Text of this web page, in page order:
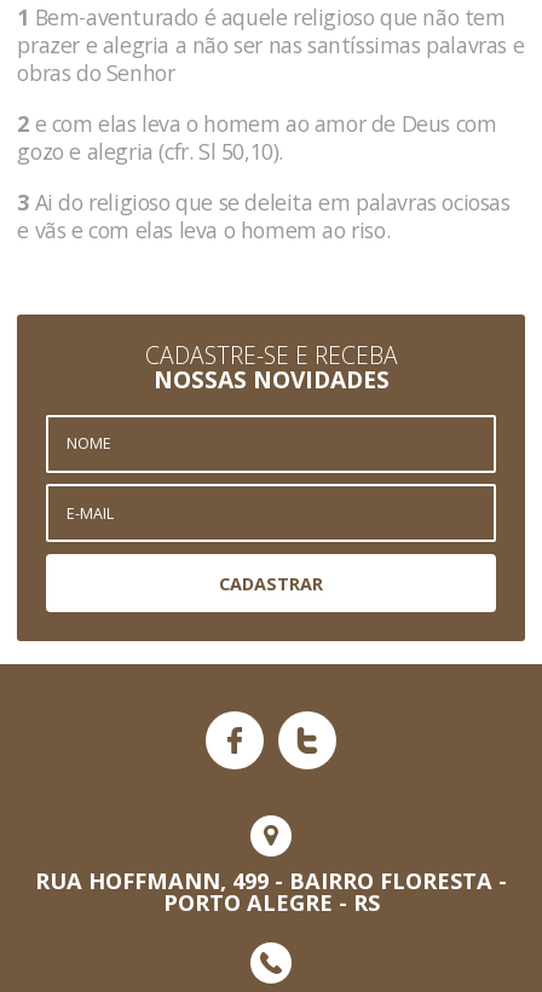
1 Bem-aventurado é aquele religioso que não tem
prazer e alegria a não ser nas santíssimas palavras e
obras do Senhor
2 e com elas leva o homem ao amor de Deus com
gozo e alegria (cfr. Sl 50,10).
3 Ai do religioso que se deleita em palavras ociosas
e vãs e com elas leva o homem ao riso.
CADASTRE-SE E RECEBA
NOSSAS NOVIDADES
CADASTRAR
RUA HOFFMANN, 499 - BAIRRO FLORESTA -
PORTO ALEGRE - RS